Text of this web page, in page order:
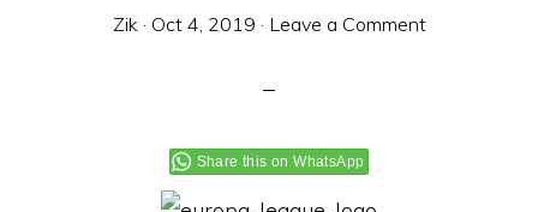
Zik· Oct 4, 2019 · Leave a Comment
Share this on WhatsApp